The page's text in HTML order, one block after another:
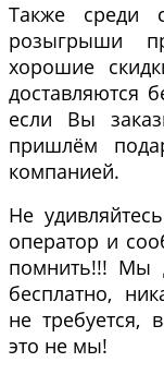
Также среди
розыгрыши
хорошие
доставляются
если Вы
пришлём
компанией.
Не
оператор и
помнить!!! Мы
бесплатно,
не требуется,
это не мы!